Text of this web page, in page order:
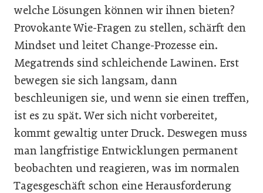
welche Lösungen können wir ihnen bieten?
Provokante Wie-Fragen zu stellen, schärft den
Mindset und leitet Change-Prozesse ein.
Megatrends sind schleichende Lawinen. Erst
bewegen sie sich langsam, dann
beschleunigen sie, und wenn sie einen treffen,
ist es zu spät. Wer sich nicht vorbereitet,
kommt gewaltig unter Druck. Deswegen muss
man langfristige Entwicklungen permanent
beobachten und reagieren, was im normalen
Tagesgeschäft schon eine Herausforderung